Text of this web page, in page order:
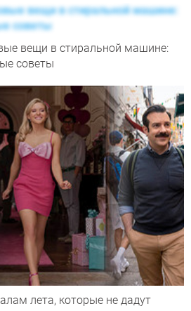
вещи в стиральной машине:
советы
лета, которые не дадут